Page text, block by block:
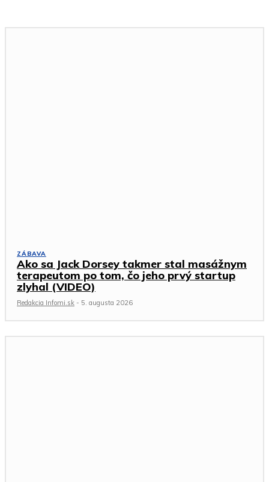
ZÁBAVA
Ako sa Jack Dorsey takmer stal masážnym
terapeutom po tom, čo jeho prvý startup
zlyhal (VIDEO)
Redakcia Infomi.sk - 5. augusta 2026